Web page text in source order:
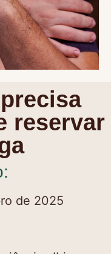
reservar
de 2025